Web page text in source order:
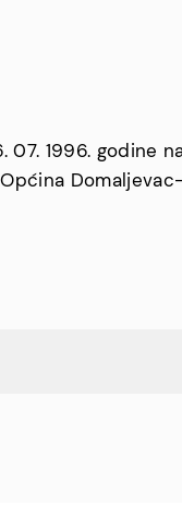
1996. godine